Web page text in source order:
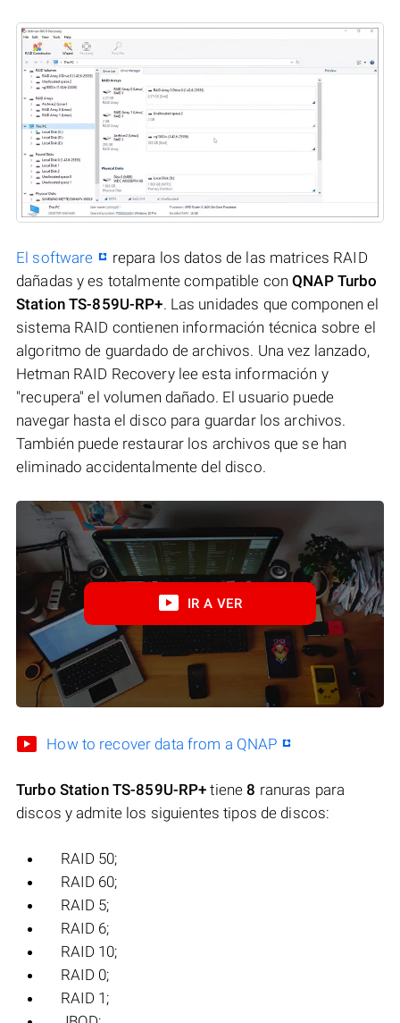
El software
repara los datos de las matrices RAID
dañadas y es totalmente compatible conQNAP Turbo
Station TS-859U-RP+. Las unidades que componen el
sistema RAID contienen información técnica sobre el
algoritmo de guardado de archivos. Una vez lanzado,
Hetman RAID Recovery lee esta información y
"recupera" el volumen dañado. El usuario puede
navegar hasta el disco para guardar los archivos.
También puede restaurar los archivos que se han
eliminado accidentalmente del disco.
IR A VER
How to recover data from a QNAP
Turbo Station TS-859U-RP+ tiene8 ranuras para
discos y admite los siguientes tipos de discos:
RAID 50;
RAID 60;
RAID 5;
RAID 6;
RAID 10;
RAID 0;
RAID 1;